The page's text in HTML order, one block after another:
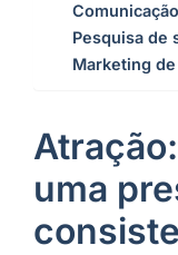
Pesquisa de
Marketing
uma